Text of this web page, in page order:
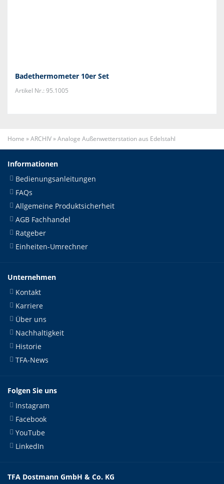
Badethermometer 10er Set
Artikel Nr.: 95.1005
Home »ARCHIV»Analoge Außenwetterstation aus Edelstahl
Informationen
Bedienungsanleitungen
FAQs
Allgemeine Produktsicherheit
AGB Fachhandel
Ratgeber
Einheiten-Umrechner
Unternehmen
Kontakt
Karriere
Über uns
Nachhaltigkeit
Historie
TFA-News
Folgen Sie uns
Instagram
Facebook
YouTube
LinkedIn
TFA Dostmann GmbH & Co. KG